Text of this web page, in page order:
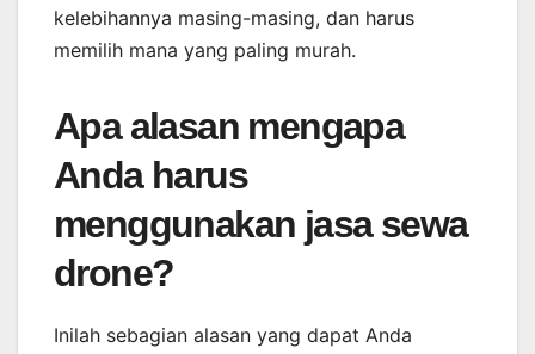
kelebihannya masing-masing, dan harus
memilih mana yang paling murah.
Apa alasan mengapa
Anda harus
menggunakan jasa sewa
drone?
Inilah sebagian alasan yang dapat Anda